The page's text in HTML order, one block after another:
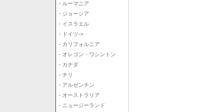
- ルーマニア
- ジョージア
- イスラエル
- ドイツ->
- カリフォルニア
- オレゴン・ワシントン
- カナダ
- チリ
- アルゼンチン
- オーストラリア
- ニュージーランド